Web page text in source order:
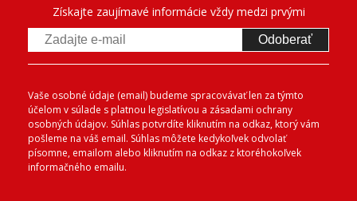
Získajte zaujímavé informácie vždy medzi prvými
Odoberať
Vaše osobné údaje (email) budeme spracovávať len za týmto
účelom v súlade s platnou legislatívou a zásadami ochrany
osobných údajov. Súhlas potvrdíte kliknutím na odkaz, ktorý vám
pošleme na váš email. Súhlas môžete kedykoľvek odvolať
písomne, emailom alebo kliknutím na odkaz z ktoréhokoľvek
informačného emailu.